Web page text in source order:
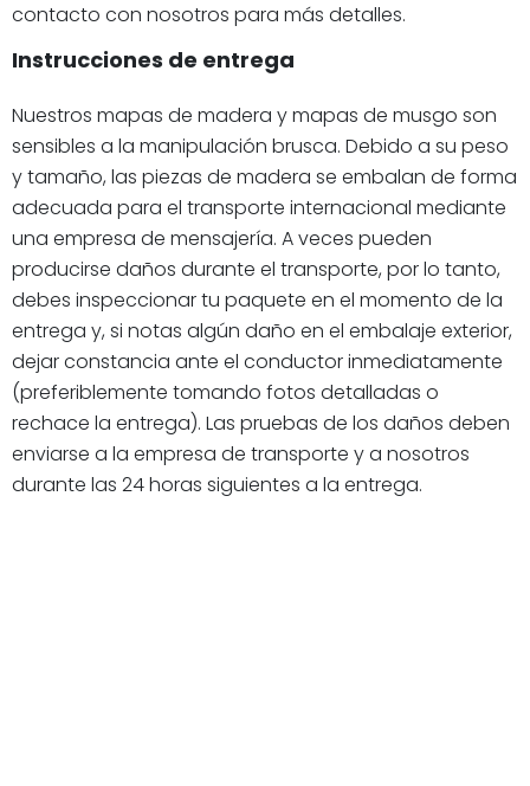
contacto con nosotros para más detalles.
Instrucciones de entrega
Nuestros mapas de madera y mapas de musgo son
sensibles a la manipulación brusca. Debido a su peso
y tamaño, las piezas de madera se embalan de forma
adecuada para el transporte internacional mediante
una empresa de mensajería. A veces pueden
producirse daños durante el transporte, por lo tanto,
debes inspeccionar tu paquete en el momento de la
entrega y, si notas algún daño en el embalaje exterior,
dejar constancia ante el conductor inmediatamente
(preferiblemente tomando fotos detalladas o
rechace la entrega). Las pruebas de los daños deben
enviarse a la empresa de transporte y a nosotros
durante las 24 horas siguientes a la entrega.